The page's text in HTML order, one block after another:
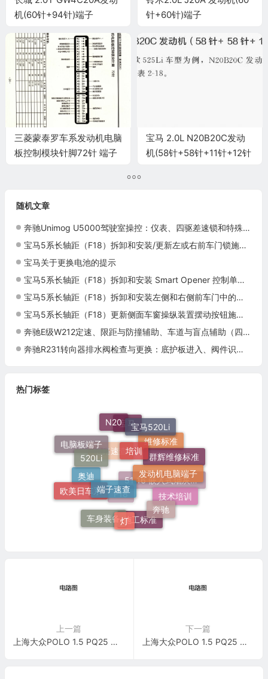
机(60针+94针)端子
针+60针)端子
三菱蒙泰罗车系发动机电脑
板控制模块针脚72针 端子
宝马 2.0L N20B20C发动
机(58针+58针+11针+12针
随机文章
奔驰Unimog U5000驾驶室操控：仪表、四驱差速锁和特殊开关
宝马5系长轴距（F18）拆卸和安装/更新左或右前车门锁施工与复检标准
宝马关于更换电池的提示
宝马5系长轴距（F18）拆卸和安装 Smart Opener 控制单元施工与复检标准
宝马5系长轴距（F18）拆卸和安装左侧和右侧前车门中的电动车窗升降机施工与复检标准
宝马5系长轴距（F18）更新侧面车窗操纵装置摆动按钮施工与复检标准
奔驰E级W212定速、限距与防撞辅助、车道与盲点辅助（四）
奔驰R231转向器排水阀检查与更换：底护板进入、阀件识别与密封复查
热门标签
电路速查
宝马
维修标准
51 16 嵌入式烟灰缸托架
F18
奥迪
电脑板端子
N20 宝马520Li
群辉维修标准
技术培训
施工标准
车身装备
欧美日车系
520Li
培训
发动机电脑端子
奔驰
灯
端子速查
上一篇
上海大众POLO 1.5 PQ25 保险丝配置 电路图
下一篇
上海大众POLO 1.5 PQ25 基本装备 电路图